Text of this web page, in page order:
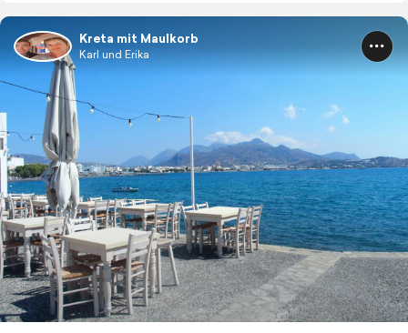
Kreta mit Maulkorb
Karl und Erika